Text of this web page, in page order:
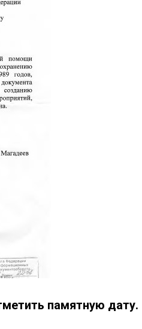
памятную дату.